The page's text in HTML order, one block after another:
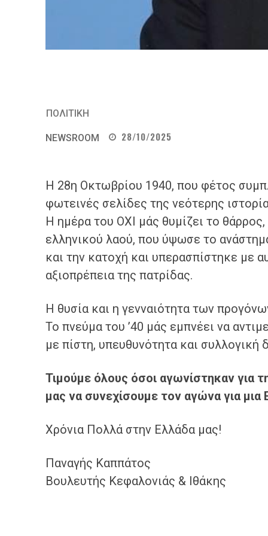
ΠΟΛΙΤΙΚΗ
NEWSROOM 28/10/2025
Η 28η Οκτωβρίου 1940, που φέτος
φωτεινές σελίδες της νεότερης
Η ημέρα του ΟΧΙ μάς θυμίζει το
ελληνικού λαού, που ύψωσε το
και την κατοχή και υπερασπίστηκε με
αξιοπρέπεια της πατρίδας.
Η θυσία και η γενναιότητα των
Το πνεύμα του ’40 μάς εμπνέει να
με πίστη, υπευθυνότητα και συλλογική
Τιμούμε όλους όσοι αγωνίστηκαν για
μας να συνεχίσουμε τον αγώνα για
Χρόνια Πολλά στην Ελλάδα μας!
Παναγής Καππάτος
Βουλευτής Κεφαλονιάς & Ιθάκης